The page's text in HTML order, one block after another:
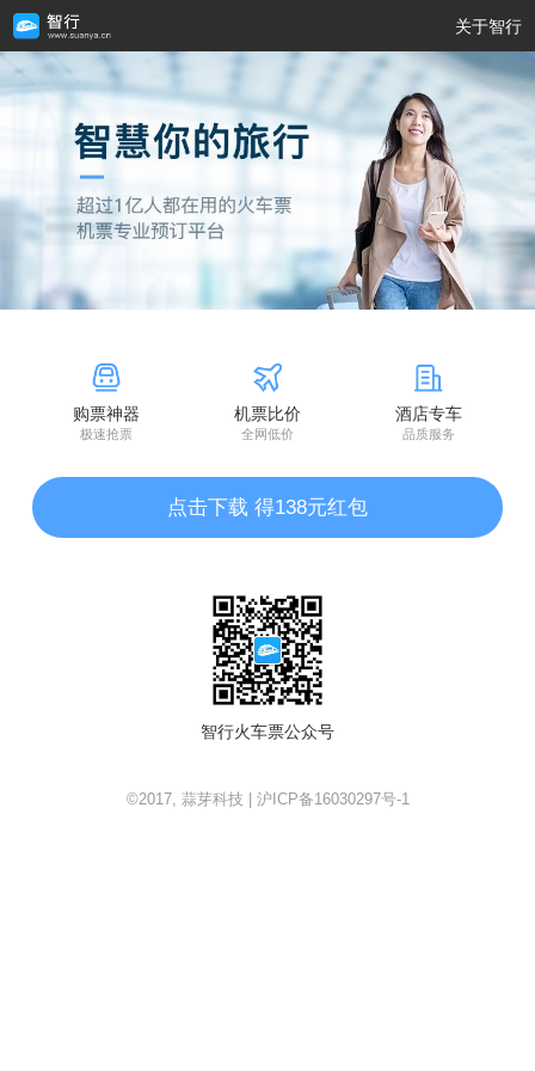
关于智行
购票神器
极速抢票
机票比价
全网低价
酒店专车
品质服务
点击下载 得138元红包
智行火车票公众号
©2017, 蒜芽科技 | 沪ICP备16030297号-1